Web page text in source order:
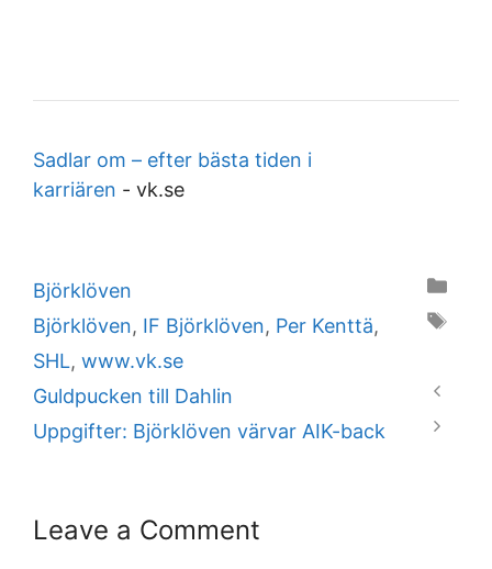
Sadlar om – efter bästa tiden i
karriären - vk.se
Categories
Björklöven
Tags
Björklöven, IF Björklöven, Per Kenttä,
SHL, www.vk.se
Guldpucken till Dahlin
Uppgifter: Björklöven värvar AIK-back
Leave a Comment